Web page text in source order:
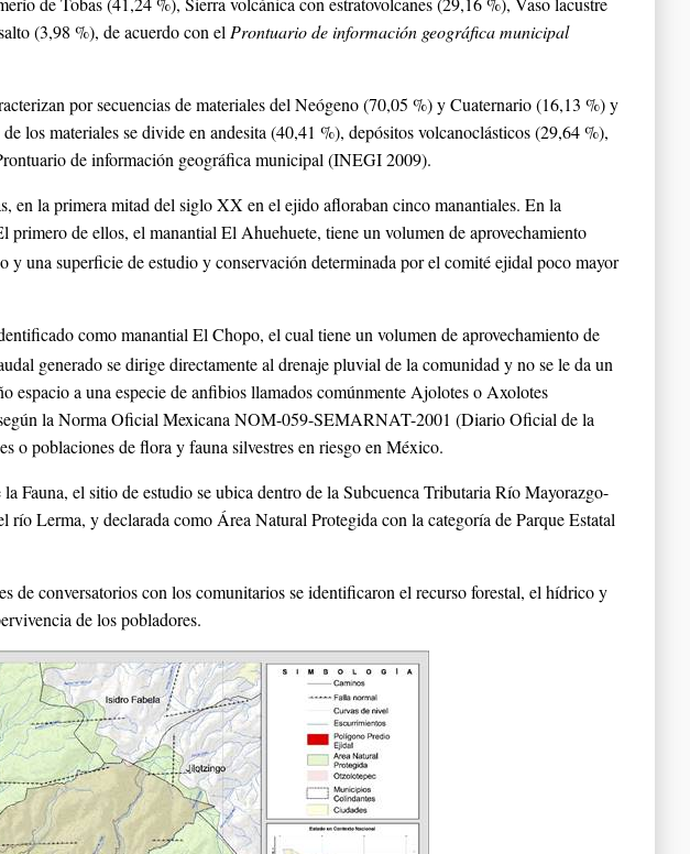
(3,98 %), de acuerdo con el Prontuario de información geográfica municipal
por secuencias de materiales del Neógeno (70,05 %) y Cuaternario (16,13 %) y
los materiales se divide en andesita (40,41 %), depósitos volcanoclásticos (29,64 %),
de información geográfica municipal (INEGI 2009).
en la primera mitad del siglo XX en el ejido afloraban cinco manantiales. En la
de ellos, el manantial El Ahuehuete, tiene un volumen de aprovechamiento
y una superficie de estudio y conservación determinada por el comité ejidal poco mayor
como manantial El Chopo, el cual tiene un volumen de aprovechamiento de
generado se dirige directamente al drenaje pluvial de la comunidad y no se le da un
espacio a una especie de anfibios llamados comúnmente Ajolotes o Axolotes
según la Norma Oficial Mexicana NOM-059-SEMARNAT-2001 (Diario Oficial de la
o poblaciones de flora y fauna silvestres en riesgo en México.
Fauna, el sitio de estudio se ubica dentro de la Subcuenca Tributaria Río Mayorazgo-
río Lerma, y declarada como Área Natural Protegida con la categoría de Parque Estatal
de conversatorios con los comunitarios se identificaron el recurso forestal, el hídrico y
de los pobladores.